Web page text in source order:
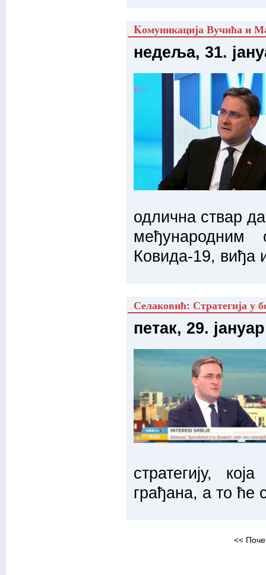
Kомуникација Вучића и
недеља, 31.
одлична ствар
међународним
Ковида-19, виђа
Селаковић: Стратегија у
петак, 29.
стратегију,
грађана, а то ће
<<